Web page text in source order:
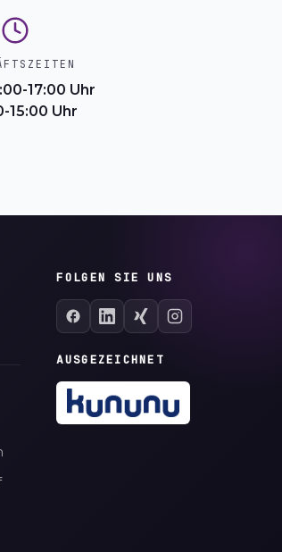
17:00 Uhr
15:00 Uhr
FOLGEN SIE UNS
AUSGEZEICHNET